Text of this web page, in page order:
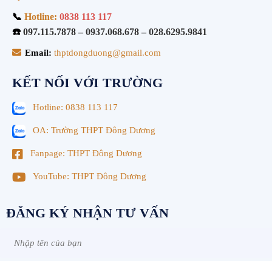
📞 Hotline: 0838 113 117
☎️ 097.115.7878–0937.068.678–028.6295.9841
Email: thptdongduong@gmail.com
KẾT NỐI VỚI TRƯỜNG
Hotline: 0838 113 117
OA: Trường THPT Đông Dương
Fanpage: THPT Đông Dương
YouTube: THPT Đông Dương
ĐĂNG KÝ NHẬN TƯ VẤN